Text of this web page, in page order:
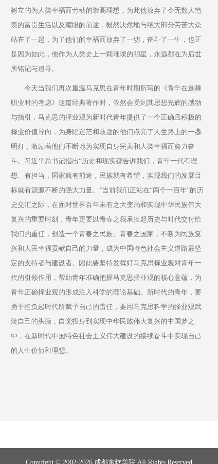
树立的为人类幸福而劳动的崇高理想，为此他放弃了令无数人艳
羡的富贵生活以及耀眼的前途，毅然决然地与绝大部分劳苦大众
站在了一起，为了他们的幸福而放弃了一切，奋斗了一生，也正
是因为如此，他作为人类史上一颗璀璨的明星，永远都在为后世
所铭记与追寻。
今天当我们再次重温马克思在青年时期所写的《青年在选择
职业时的考虑》这篇经典著作时，依然会受到其思想光辉的感动
与指引，马克思的择业观为新时代青年提供了一个正确且积极的
择业价值导向，为身陷迷茫和歧途的他们点亮了人生路上的一盏
明灯，激励着他们不断地为实现自身完美和人类幸福而努力奋
斗。习近平总书记指出“历史和现实都告诉我们，青年一代有理
想、有担当，国家就有前途，民族就有希望，实现我们的发展目
标就有源源不断的强大力量。”当前我们正站在“两个一百年”的历
史交汇之际，在面对世界百年未有之大变局和实现中华民族伟大
复兴的重要时刻，青年更要以青春之我承担起历史与时代交付给
我们的重任，创造一个青春之民族、青春之国家，不断为民族复
兴和人民幸福贡献自己的力量，成为中国特色社会主义道路最坚
定的支持者与建设者。因此要坚持发挥好马克思择业观对青年一
代的引领作用，帮助青年准确把握马克思择业观的核心意蕴，为
青年正确择业观的形成注入科学的理论基础。新时代的青年，要
勇于担负起时代所赋予自己的责任，要用马克思科学的择业观武
装自己的头脑，自觉投身到实现中华民族伟大复兴的中国梦之
中，在新时代中国特色社会主义伟大建设的接续奋斗中实现自己
的人生价值和理想。
Copyright © 2002-2026 成都东软学院 All Rights Reserved